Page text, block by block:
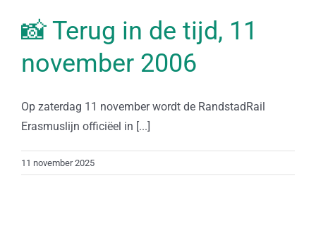
📸 Terug in de tijd, 11
november 2006
Op zaterdag 11 november wordt de RandstadRail
Erasmuslijn officiëel in [...]
11 november 2025